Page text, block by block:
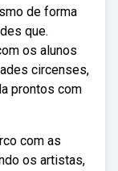
de forma
que.
os alunos
circenses,
prontos com
com as
os artistas,